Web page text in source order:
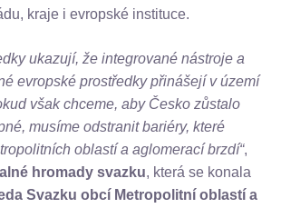
kraje i evropské instituce.
ukazují, že integrované nástroje a
evropské prostředky přinášejí v území
však chceme, aby Česko zůstalo
musíme odstranit bariéry, které
oblastí a aglomerací brzdí“,
hromady svazku, která se konala
Svazku obcí Metropolitní oblastí a